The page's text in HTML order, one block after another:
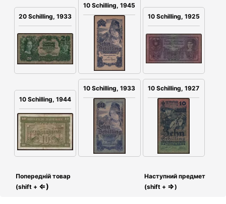
20 Schilling, 1933
10 Schilling, 1945
10 Schilling, 1925
10 Schilling, 1944
10 Schilling, 1933 10 Schilling, 1927
Попередній товар
(shift + ⇐)
Наступний предмет
(shift + ⇒)